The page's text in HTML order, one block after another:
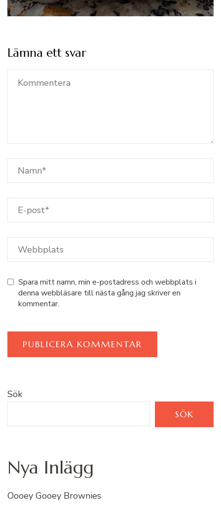
Lämna ett svar
Spara mitt namn, min e-postadress och webbplats i
denna webbläsare till nästa gång jag skriver en
kommentar.
Sök
SÖK
Nya Inlägg
Oooey Gooey Brownies